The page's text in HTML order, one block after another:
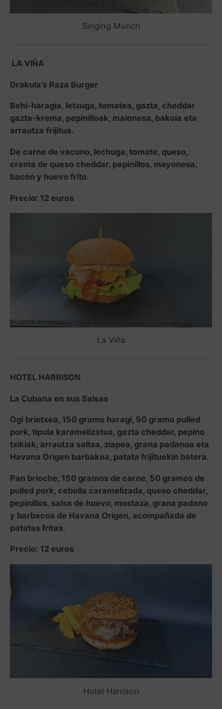
Singing Munch
LA VIÑA
Drakula’s Raza Burger
Behi-haragia, letxuga, tomatea, gazta, cheddar
gazta-krema, pepinilloak, maionesa, bakoia eta
arrautza frijitua.
De carne de vacuno, lechuga, tomate, queso,
crema de queso cheddar, pepinillos, mayonesa,
bacón y huevo frito.
Precio: 12 euros
La Viña
HOTEL HARRISON
La Cubana en sus Salsas
Ogi briotxea, 150 gramo haragi, 50 gramo pulled
pork, tipula karamelizatua, gazta cheddar, pepino
txikiak, arrautza saltsa, ziapea, grana padanoa eta
Havana Origen barbakoa, patata frijituekin batera.
Pan brioche, 150 gramos de carne, 50 gramos de
pulled pork, cebolla caramelizada, queso cheddar,
pepinillos, salsa de huevo, mostaza, grana padano
y barbacoa de Havana Origen, acompañada de
patatas fritas.
Precio: 12 euros
Hotel Harrison